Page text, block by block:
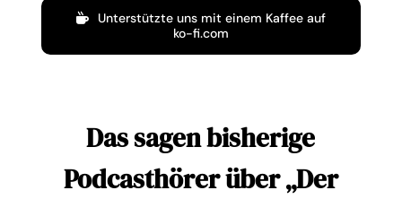
Unterstützte uns mit einem Kaffee auf
ko-fi.com
Das sagen bisherige
Podcasthörer über „Der